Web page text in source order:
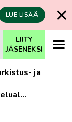
LUE LISÄÄ
LIITY
JÄSENEKSI
ja